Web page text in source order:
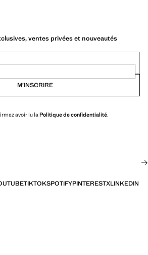
ventes privées et nouveautés
M’INSCRIRE
avoir lu la Politique de confidentialité.
TIKTOKSPOTIFYPINTERESTXLINKEDIN